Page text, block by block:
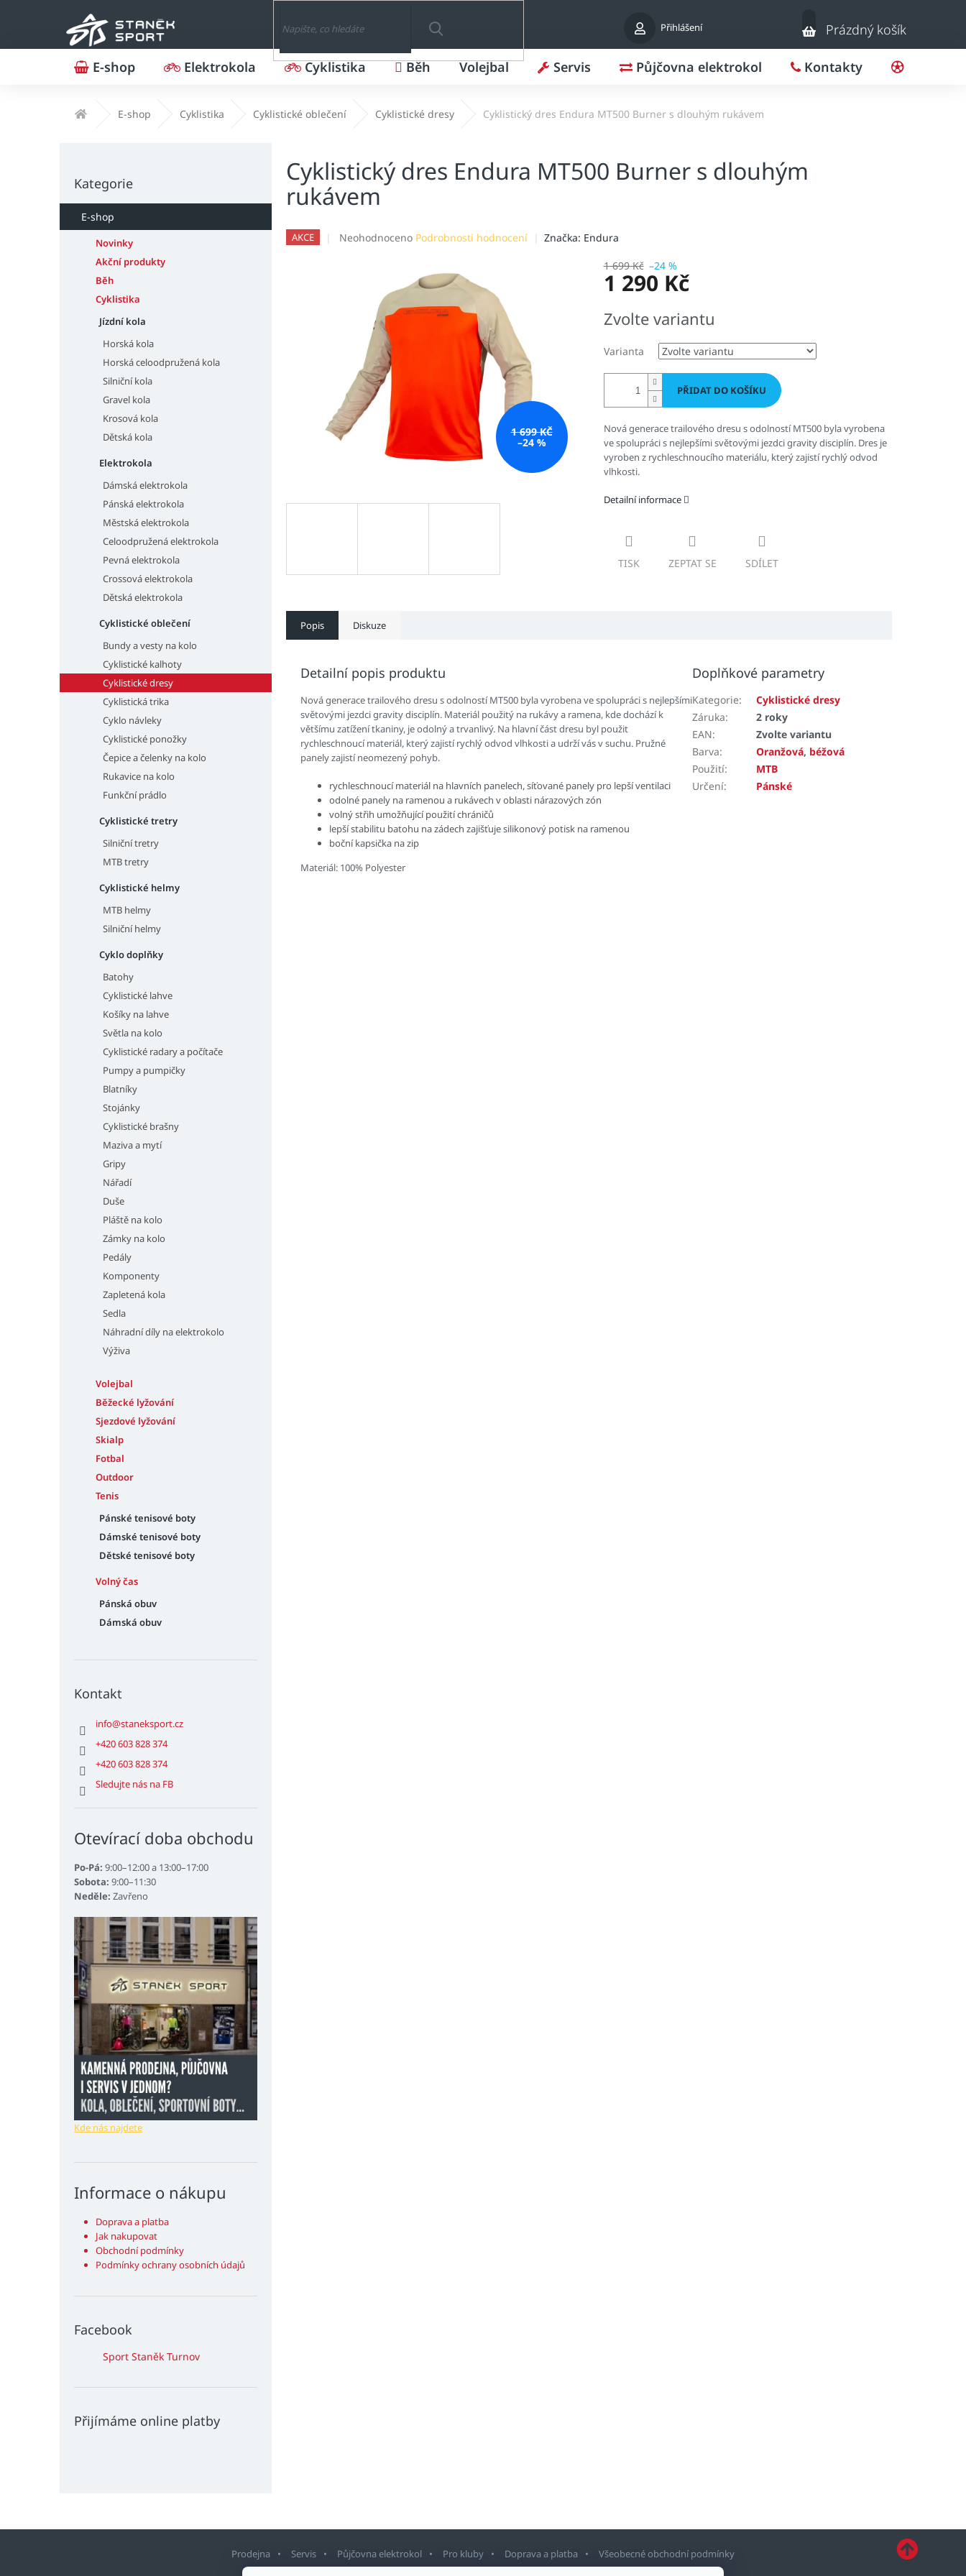
Přihlášení
HLEDAT
Nákupní
košík
Prázdný košík
E-shop Elektrokola Cyklistika Běh Volejbal Servis Půjčovna elektrokol Kontakty
Domů E-shop Cyklistika Cyklistické oblečení Cyklistické dresy Cyklistický dres Endura MT500 Burner s dlouhým rukávem
a
kategorie
Kategorie
E-shop
Novinky
Akční produkty
Běh
Cyklistika
Jízdní kola
Horská kola
Horská celoodpružená kola
Silniční kola
Gravel kola
Krosová kola
Dětská kola
Elektrokola
Dámská elektrokola
Pánská elektrokola
Městská elektrokola
Celoodpružená elektrokola
Pevná elektrokola
Crossová elektrokola
Dětská elektrokola
Cyklistické oblečení
Bundy a vesty na kolo
Cyklistické kalhoty
Cyklistické dresy
Cyklistická trika
Cyklo návleky
Cyklistické ponožky
Čepice a čelenky na kolo
Rukavice na kolo
Funkční prádlo
Cyklistické tretry
Silniční tretry
MTB tretry
Cyklistické helmy
MTB helmy
Silniční helmy
Cyklo doplňky
Batohy
Cyklistické lahve
Košíky na lahve
Světla na kolo
Cyklistické radary a počítače
Pumpy a pumpičky
Blatníky
Stojánky
Cyklistické brašny
Maziva a mytí
Gripy
Nářadí
Duše
Pláště na kolo
Zámky na kolo
Pedály
Komponenty
Zapletená kola
Sedla
Náhradní díly na elektrokolo
Výživa
Volejbal
Běžecké lyžování
Sjezdové lyžování
Skialp
Fotbal
Outdoor
Tenis
Pánské tenisové boty
Dámské tenisové boty
Dětské tenisové boty
Volný čas
Pánská obuv
Dámská obuv
Kontakt
info@staneksport.cz
+420 603 828 374
+420 603 828 374
Sledujte nás na FB
Otevírací doba obchodu
Po-Pá: 9:00–12:00 a 13:00–17:00
Sobota: 9:00–11:30
Neděle: Zavřeno
Kde nás najdete
Informace o nákupu
Doprava a platba
Jak nakupovat
Obchodní podmínky
Podmínky ochrany osobních údajů
Facebook
Sport Staněk Turnov
Přijímáme online platby
Cyklistický dres Endura MT500 Burner s dlouhým
rukávem
AKCE
Průměrné
hvězdiček.
Neohodnoceno Podrobnosti hodnocení Značka: Endura
1 699 KČ
–24 %
1 699 Kč –24 %
1 290 Kč
cena:
Zvolte variantu
Varianta
PŘIDAT DO KOŠÍKU
Nová generace trailového dresu s odolností MT500 byla vyrobena
ve spolupráci s nejlepšími světovými jezdci gravity disciplín. Dres je
vyroben z rychleschnoucího materiálu, který zajistí rychlý odvod
vlhkosti.
Detailní informace
TISK ZEPTAT SE SDÍLET
Popis Diskuze
Detailní popis produktu
Nová generace trailového dresu s odolností MT500 byla vyrobena ve spolupráci s nejlepšími
světovými jezdci gravity disciplín. Materiál použitý na rukávy a ramena, kde dochází k
většímu zatížení tkaniny, je odolný a trvanlivý. Na hlavní část dresu byl použit
rychleschnoucí materiál, který zajistí rychlý odvod vlhkosti a udrží vás v suchu. Pružné
panely zajistí neomezený pohyb.
rychleschnoucí materiál na hlavních panelech, síťované panely pro lepší ventilaci
odolné panely na ramenou a rukávech v oblasti nárazových zón
volný střih umožňující použití chráničů
lepší stabilitu batohu na zádech zajišťuje silikonový potisk na ramenou
boční kapsička na zip
Materiál: 100% Polyester
Doplňkové parametry
Kategorie:
Cyklistické dresy
Záruka:
2 roky
EAN:
Zvolte variantu
Barva: Oranžová, béžová
Použití:
MTB
Určení: Pánské
Prodejna Servis Půjčovna elektrokol Pro kluby Doprava a platba Všeobecné obchodní podmínky